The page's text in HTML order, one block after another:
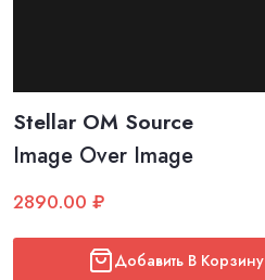
Stellar OM Source
Image Over Image
2890.00 ₽
Добавить В Корзину